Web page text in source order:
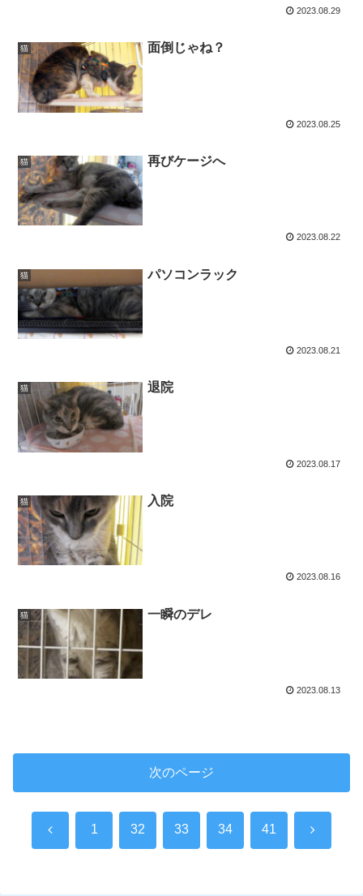
2023.08.29
猫 面倒じゃね？
2023.08.25
猫 再びケージへ
2023.08.22
猫 パソコンラック
2023.08.21
猫 退院
2023.08.17
猫 入院
2023.08.16
猫 一瞬のデレ
2023.08.13
次のページ
前 1 32 33 34 41 次